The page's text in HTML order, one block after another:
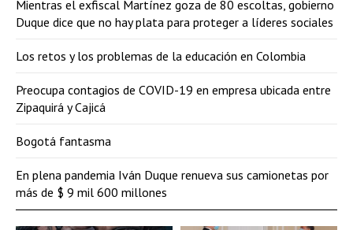
Mientras el exfiscal Martínez goza de 80 escoltas, gobierno
Duque dice que no hay plata para proteger a líderes sociales
Los retos y los problemas de la educación en Colombia
Preocupa contagios de COVID-19 en empresa ubicada entre
Zipaquirá y Cajicá
Bogotá fantasma
En plena pandemia Iván Duque renueva sus camionetas por
más de $ 9 mil 600 millones